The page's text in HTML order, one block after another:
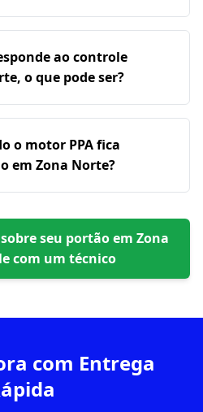
ao controle
o que pode ser?
o motor PPA fica
em Zona Norte?
seu portão emZona
com um técnico
com Entrega